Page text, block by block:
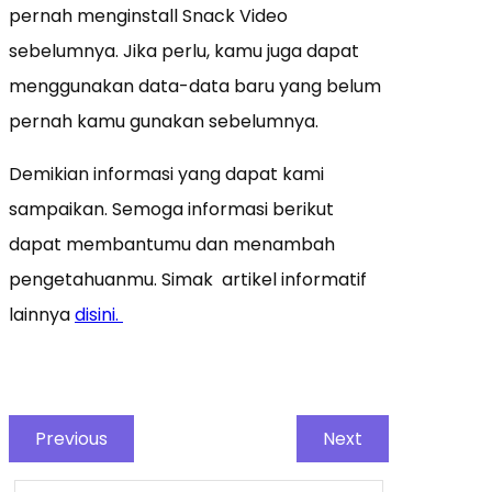
pernah menginstall Snack Video
sebelumnya. Jika perlu, kamu juga dapat
menggunakan data-data baru yang belum
pernah kamu gunakan sebelumnya.
Demikian informasi yang dapat kami
sampaikan. Semoga informasi berikut
dapat membantumu dan menambah
pengetahuanmu. Simak artikel informatif
lainnyadisini.
Previous Next